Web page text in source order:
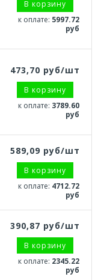
В корзину
к оплате: 5997.72
руб
473,70 руб/шт
В корзину
к оплате: 3789.60
руб
589,09 руб/шт
В корзину
к оплате: 4712.72
руб
390,87 руб/шт
В корзину
к оплате: 2345.22
руб